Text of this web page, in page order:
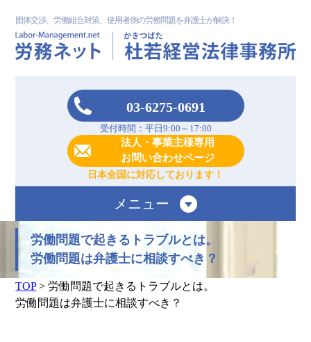
団体交渉、労働組合対策、使用者側の労務問題を弁護士が解決！
03-6275-0691
受付時間：平日9:00～17:00
法人・事業主様専用
お問い合わせページ
日本全国に対応しております！
メニュー
労働問題で起きるトラブルとは。
労働問題は弁護士に相談すべき？
TOP>労働問題で起きるトラブルとは。
労働問題は弁護士に相談すべき？